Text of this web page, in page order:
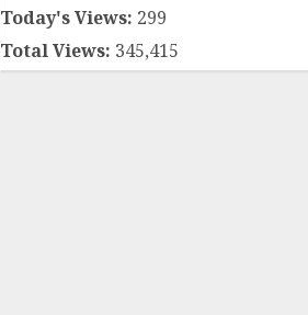
Today's Views: 299
Total Views: 345,415